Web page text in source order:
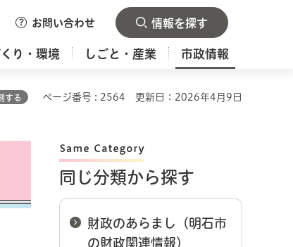
お問い合わせ 情報を探す
り・環境 しごと・産業 市政情報
する ページ番号 : 2564 更新日：2026年4月9日
同じ分類から探す
財政のあらまし（明石市
の財政関連情報）